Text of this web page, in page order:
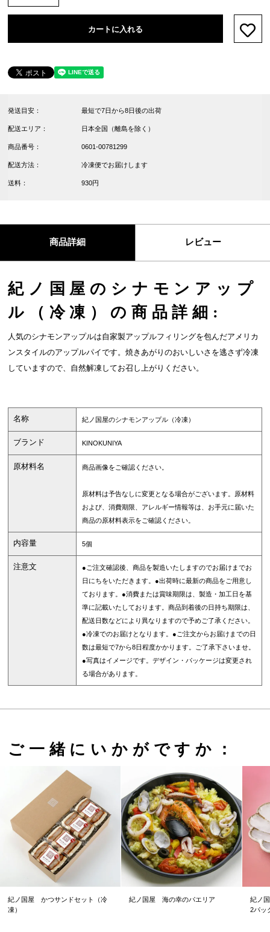
カートに入れる
発送目安： 最短で7日から8日後の出荷
配送エリア： 日本全国（離島を除く）
商品番号： 0601-00781299
配送方法： 冷凍便でお届けします
送料： 930円
商品詳細 レビュー
紀ノ国屋のシナモンアップ
ル（冷凍）の商品詳細:
人気のシナモンアップルは自家製アップルフィリングを包んだアメリカ
ンスタイルのアップルパイです。焼きあがりのおいしいさを逃さず冷凍
していますので、自然解凍してお召し上がりください。
名称 紀ノ国屋のシナモンアップル（冷凍）
ブランド KINOKUNIYA
原材料名 商品画像をご確認ください。
原材料は予告なしに変更となる場合がございます。原材料
および、消費期限、アレルギー情報等は、お手元に届いた
商品の原材料表示をご確認ください。
内容量 5個
注意文
●ご注文確認後、商品を製造いたしますのでお届けまでお
日にちをいただきます。●出荷時に最新の商品をご用意し
ております。●消費または賞味期限は、製造・加工日を基
準に記載いたしております。商品到着後の日持ち期限は、
配送日数などにより異なりますので予めご了承ください。
●冷凍でのお届けとなります。●ご注文からお届けまでの日
数は最短で7から8日程度かかります。ご了承下さいませ。
●写真はイメージです。デザイン・パッケージは変更され
る場合があります。
ご一緒にいかがですか：
紀ノ国屋 かつサンドセット（冷
凍）
紀ノ国屋 海の幸のパエリア
紀ノ
2パッ